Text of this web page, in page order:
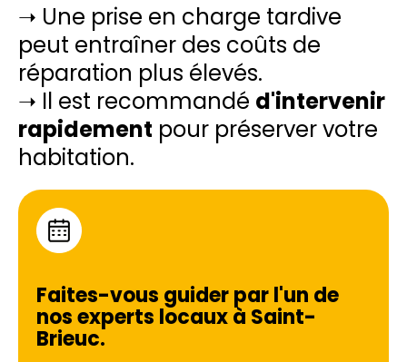
➝ Une prise en charge tardive
peut entraîner des coûts de
réparation plus élevés.
➝ Il est recommandé d'intervenir
rapidement pour préserver votre
habitation.
Faites-vous guider par l'un de
nos experts locaux à Saint-
Brieuc.